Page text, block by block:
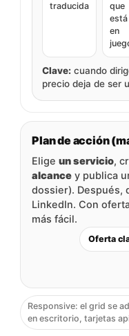
traducida
que
está
en
Clave: cuando
precio deja de ser
Plan de acción
Eligeun servicio,
alcance y publica
dossier). Después,
LinkedIn. Con
más fácil.
Oferta
Responsive: el grid se
en escritorio, tarjetas